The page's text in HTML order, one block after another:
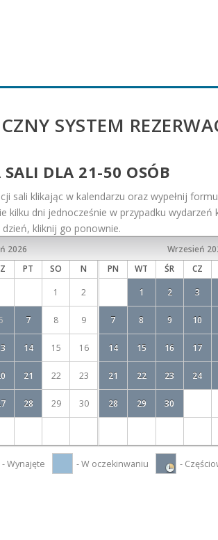
SYSTEM
SALI DLA 21-50 OSÓB
sali klikając w kalendarzu oraz wypełnij
kilku dni jednocześnie w przypadku wydarzeń
kliknij go ponownie.
2026
PT SO
N
1
2
7 8 9
14 15 16
21 22 23
28 29 30
Wrzesień
PN
WT ŚR CZ
1
2 3
7 8 9 10
14 15 16 17
21 22 23 24
28 29 30
- Wynajęte - W oczekinwaniu -